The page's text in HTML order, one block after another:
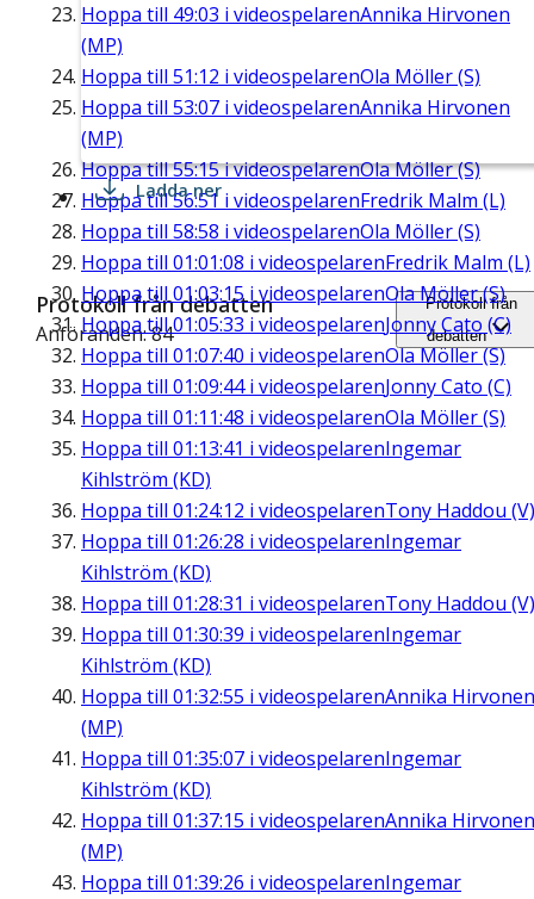
Hoppa till 49:03 i videospelarenAnnika Hirvonen
(MP)
Hoppa till 51:12 i videospelarenOla Möller (S)
Hoppa till 53:07 i videospelarenAnnika Hirvonen
(MP)
Hoppa till55:15i videospelarenOla Möller (S)
Hoppa till56:51 i videospelarenFredrik Malm (L)
Hoppa till 58:58 i videospelarenOla Möller (S)
Hoppa till 01:01:08 i videospelarenFredrik Malm (L)
Hoppa till 01:03:15 i videospelarenOla Möller (S)
Hoppa till01:05:33 i videospelarenJonny Cato (C)
Hoppa till 01:07:40 i videospelarenOla Möller (S)
Hoppa till 01:09:44i videospelarenJonny Cato (C)
Hoppa till 01:11:48 i videospelarenOla Möller (S)
Hoppa till 01:13:41 i videospelarenIngemar
Kihlström (KD)
Hoppa till 01:24:12 i videospelarenTony Haddou (V)
Hoppa till 01:26:28 i videospelarenIngemar
Kihlström (KD)
Hoppa till 01:28:31 i videospelarenTony Haddou (V)
Hoppa till 01:30:39 i videospelarenIngemar
Kihlström (KD)
Hoppa till 01:32:55 i videospelarenAnnika Hirvonen
(MP)
Hoppa till 01:35:07 i videospelarenIngemar
Kihlström (KD)
Hoppa till 01:37:15 i videospelarenAnnika Hirvonen
(MP)
Hoppa till 01:39:26 i videospelarenIngemar
Ladda ner
Protokoll från debatten
Anföranden: 84
Protokoll från
debatten